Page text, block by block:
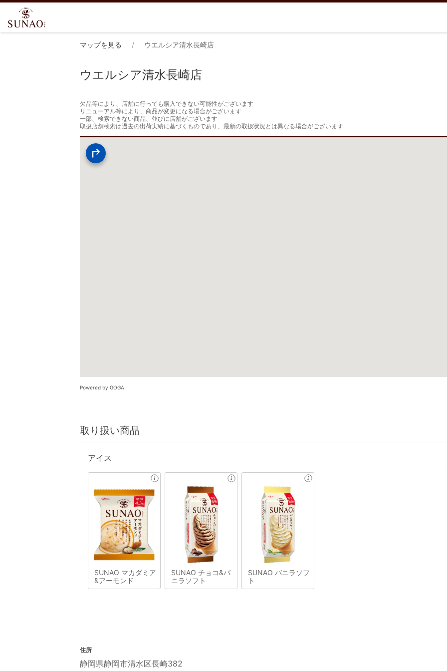
マップを見る ウエルシア清水長崎店
ウエルシア清水長崎店
欠品等により、店舗に行っても購入できない可能性がございます
リニューアル等により、商品が変更になる場合がございます
一部、検索できない商品、並びに店舗がございます
取扱店舗検索は過去の出荷実績に基づくものであり、最新の取扱状況とは異なる場合がございます
Powered by GOGA
取り扱い商品
アイス
SUNAO マカダミア
&アーモンド
SUNAO チョコ&バ
ニラソフト
SUNAO バニラソフ
ト
住所
静岡県静岡市清水区長崎382